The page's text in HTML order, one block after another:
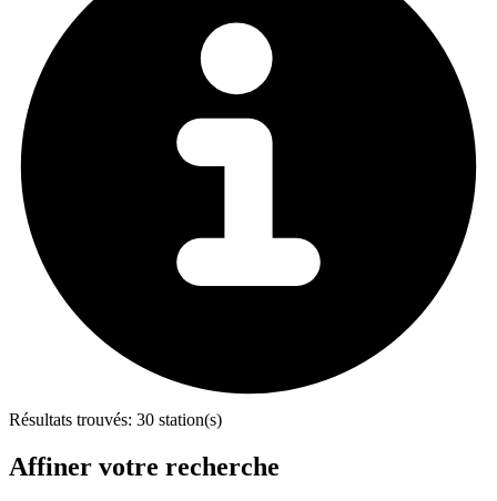
Résultats trouvés: 30 station(s)
Affiner votre recherche